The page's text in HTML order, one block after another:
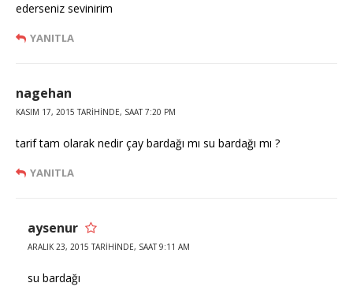
ederseniz sevinirim
YANITLA
nagehan
KASIM 17, 2015 TARIHINDE, SAAT 7:20 PM
tarif tam olarak nedir çay bardağı mı su bardağı mı ?
YANITLA
aysenur
ARALIK 23, 2015 TARIHINDE, SAAT 9:11 AM
su bardağı